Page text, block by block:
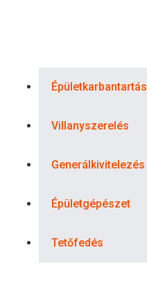
Épületkarbantartás
Villanyszerelés
Generálkivitelezés
Épületgépészet
Tetőfedés